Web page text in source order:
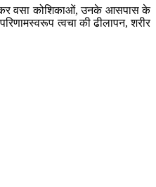
वसा कोशिकाओं, उनके आसपास के
त्वचा की ढीलापन, शरीर